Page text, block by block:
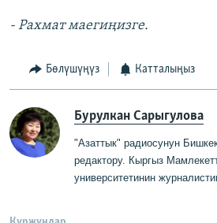
- Рахмат маегиңизге.
Бөлүшүңүз Катталыңыз
Бурулкан Сарыгулова
"Азаттык" радиосунун
редактору. Кыргыз
университетинин